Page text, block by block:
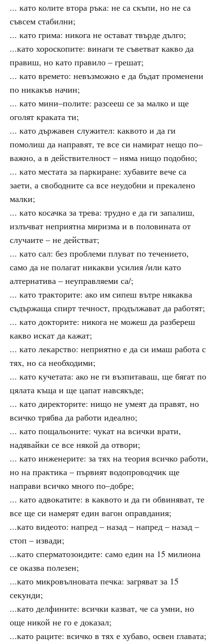
... като колите втора ръка: не са скъпи, но не са
съвсем стабилни;
... като грима: никога не остават твърде дълго;
...като хороскопите: винаги те съветват какво да
правиш, но като правило – грешат;
... като времето: невъзможно е да бъдат променени
по никакъв начин;
... като мини–полите: разсееш се за малко и ще
оголят краката ти;
... като държавен служител: каквото и да ги
помолиш да направят, те все си намират нещо по–
важно, а в действителност – няма нищо подобно;
... като местата за паркиране: хубавите вече са
заети, а свободните са все неудобни и прекалено
малки;
... като косачка за трева: трудно е да ги запалиш,
излъчват неприятна миризма и в половината от
случаите – не действат;
... като сал: без проблеми плуват по течението,
само да не полагат никакви усилия /или като
алтернатива – неуправляеми са/;
... като тракторите: ако им сипеш вътре някаква
съдържаща спирт течност, продължават да работят;
... като докторите: никога не можеш да разбереш
какво искат да кажат;
... като лекарство: неприятно е да си имаш работа с
тях, но са необходими;
... като кучетата: ако не ги възпитаваш, ще бягат по
цялата къща и ще цапат навсякъде;
... като директорите: нищо не умеят да правят, но
всичко трябва да работи идеално;
... като пощальоните: чукат на всички врати,
надявайки се все някой да отвори;
... като инженерите: за тях на теория всичко работи,
но на практика – първият водопроводчик ще
направи всичко много по–добре;
... като адвокатите: в каквото и да ги обвиняват, те
все ще си намерят един вагон оправдания;
...като видеото: напред – назад – напред – назад –
стоп – извади;
...като сперматозоидите: само един на 15 милиона
се оказва полезен;
...като микровълновата печка: загряват за 15
секунди;
...като делфините: всички казват, че са умни, но
още никой не го е доказал;
...като раците: всичко в тях е хубаво, освен главата;